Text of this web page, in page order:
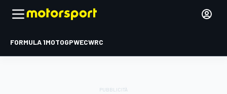
FORMULA 1MOTOGPWECWRC